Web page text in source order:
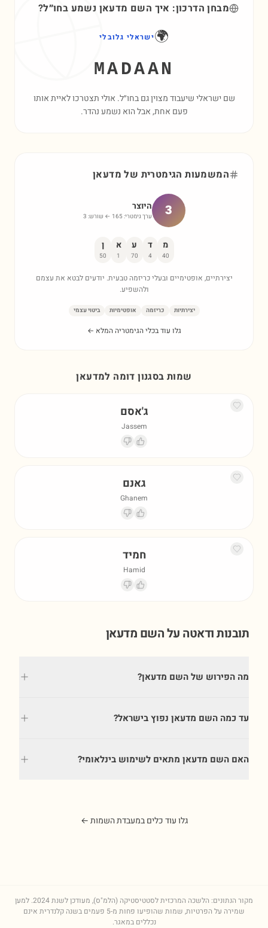
מבחן הדרכון: איך השם מדעאן נשמע בחו״ל?
🌍ישראלי גלובלי
MADAAN
שם ישראלי שיעבוד מצוין גם בחו״ל. אולי תצטרכו לאיית אותו
פעם אחת, אבל הוא נשמע נהדר.
המשמעות הגימטרית של מדעאן
3 היוצר
ערך גימטרי: 165 ← שורש: 3
מ
40
ד
4
ע
70
א
1
ן
50
יצירתיים, אופטימיים ובעלי כריזמה טבעית. יודעים לבטא את עצמם
ולהשפיע.
יצירתיות כריזמה אופטימיות ביטוי עצמי
גלו עוד בכלי הגימטריה המלא ←
שמות בסגנון דומה למדעאן
ג'אסם
Jassem
גאנם
Ghanem
חמיד
Hamid
תובנות ודאטה על השם מדעאן
מה הפירוש של השם מדעאן?
עד כמה השם מדעאן נפוץ בישראל?
האם השם מדעאן מתאים לשימוש בינלאומי?
גלו עוד כלים במעבדת השמות ←
מקור הנתונים: הלשכה המרכזית לסטטיסטיקה (הלמ"ס), מעודכן לשנת2024. למען
שמירה על הפרטיות, שמות שהופיעו פחות מ-5 פעמים בשנה קלנדרית אינם
נכללים במאגר.